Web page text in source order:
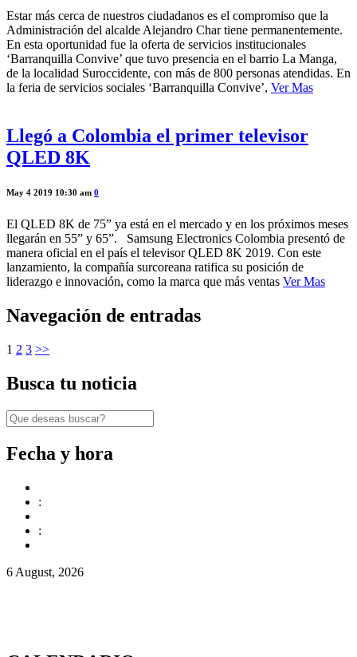
Estar más cerca de nuestros ciudadanos es el compromiso que la
Administración del alcalde Alejandro Char tiene permanentemente.
En esta oportunidad fue la oferta de servicios institucionales
‘Barranquilla Convive’ que tuvo presencia en el barrio La Manga,
de la localidad Suroccidente, con más de 800 personas atendidas. En
la feria de servicios sociales ‘Barranquilla Convive’, Ver Mas
Llegó a Colombia el primer televisor
QLED 8K
May 4 2019 10:30 am 0
El QLED 8K de 75” ya está en el mercado y en los próximos meses
llegarán en 55” y 65”. Samsung Electronics Colombia presentó de
manera oficial en el país el televisor QLED 8K 2019. Con este
lanzamiento, la compañía surcoreana ratifica su posición de
liderazgo e innovación, como la marca que más ventas Ver Mas
Navegación de entradas
1 2 3 >>
Busca tu noticia
Fecha y hora
:
:
6 August, 2026